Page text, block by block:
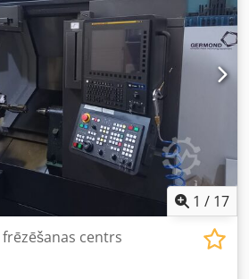
1 / 17
centrs